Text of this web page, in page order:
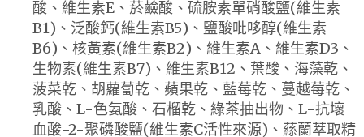
酸、維生素E、菸鹼酸、硫胺素單硝酸鹽(維生素
B1)、泛酸鈣(維生素B5)、鹽酸吡哆醇(維生素
B6)、核黃素(維生素B2)、維生素A、維生素D3、
生物素(維生素B7)、維生素B12、葉酸、海藻乾、
菠菜乾、胡蘿蔔乾、蘋果乾、藍莓乾、蔓越莓乾、
乳酸、L-色氨酸、石榴乾、綠茶抽出物、L-抗壞
血酸-2-聚磷酸鹽(維生素C活性來源)、蕬蘭萃取精